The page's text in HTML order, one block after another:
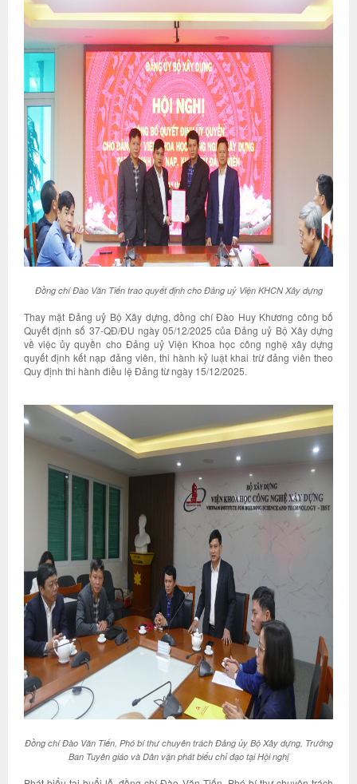
Đồng chí Đào Văn Tiến trao quyết định cho Đảng uỷ Viện KHCN Xây dựng
Thay mặt Đảng uỷ Bộ Xây dựng, đồng chí Đào Huy Khương công bố
Quyết định số 37-QĐ/ĐU ngày 05/12/2025 của Đảng uỷ Bộ Xây dựng
về việc ủy quyền cho Đảng uỷ Viện Khoa học công nghệ xây dựng
quyết định kết nạp đảng viên, thi hành kỷ luật khai trừ đảng viên theo
Quy định thi hành điều lệ Đảng từ ngày 15/12/2025.
Đồng chí Đào Văn Tiến, Phó bí thư chuyên trách Đảng ủy Bộ Xây dựng, Trưởng
Ban Tuyên giáo và Dân vận phát biểu chỉ đạo tại Hội nghị